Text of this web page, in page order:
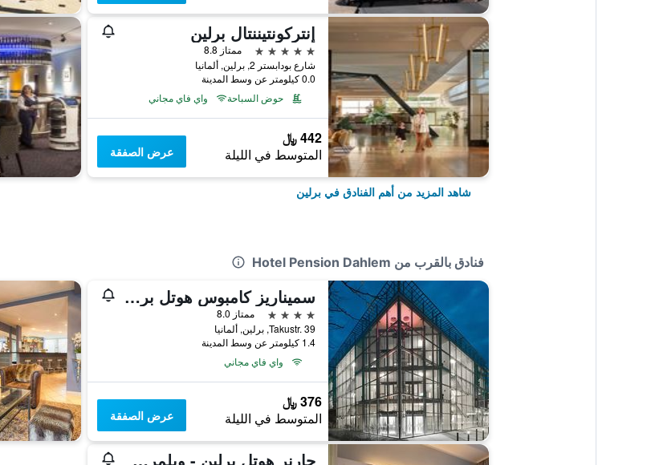
إنتركونتيننتال برلين
5 نجوم
ممتاز 8.8
شارع بودابستر 2, برلين, ألمانيا
0.0 كيلومتر عن وسط المدينة
حوض السباحة
واي فاي مجاني
442 ﷼
المتوسط في الليلة عرض الصفقة
شاهد المزيد من أهم الفنادق في برلين
فنادق بالقرب من Hotel Pension Dahlem
سميناريز كامبوس هوتل برلين
4 نجوم
ممتاز 8.0
Takustr. 39, برلين, ألمانيا
1.4 كيلومتر عن وسط المدينة
واي فاي مجاني
376 ﷼
المتوسط في الليلة عرض الصفقة
جارنر هوتل برلين - ويلمرسدورف بي آيتش جي